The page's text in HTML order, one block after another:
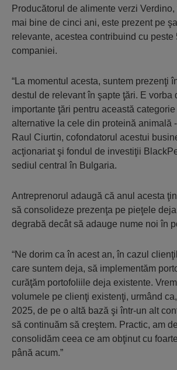
Producătorul de alimente verzi
mai bine de cinci ani, este prezent pe
relevante, acestea contribuind cu peste
companiei.
“La momentul acesta, suntem prezenţi
destul de relevant în şapte ţări. E vorba
importante ţări pentru această
alternative la cele din proteină animală
Raul Ciurtin, cofondatorul acestui
acţionariat şi fondul de investiţii
sediul central în Bulgaria.
Antreprenorul adaugă că anul acesta
să consolideze prezenţa pe pieţele
degrabă decât să adauge nume noi în
“Ne dorim ca în acest an, în cazul
care suntem deja, să implementăm
curăţăm portofoliile deja existente.
volumele pe clienţi existenţi, urmând
2025, de pe o altă bază şi într-un alt
să continuăm să creştem. Practic, am
consolidăm ceea ce am obţinut cu
până acum.”